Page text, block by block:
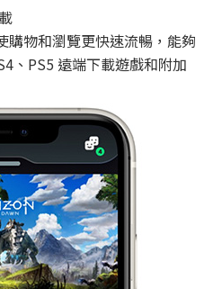
購物和瀏覽更快速流暢，能夠
、PS5 遠端下載遊戲和附加